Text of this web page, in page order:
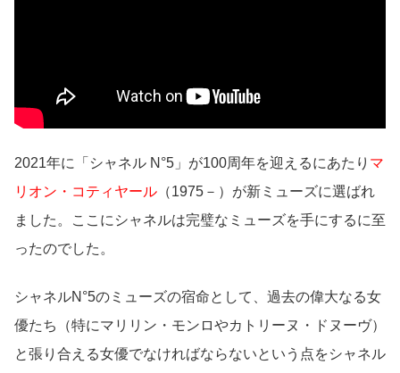
2021年に「シャネル N°5」が100周年を迎えるにあたり マ
リオン・コティヤール （1975－）が新ミューズに選ばれ
ました。ここにシャネルは完璧なミューズを手にするに至
ったのでした。
シャネルN°5のミューズの宿命として、過去の偉大なる女
優たち（特にマリリン・モンロやカトリーヌ・ドヌーヴ）
と張り合える女優でなければならないという点をシャネル